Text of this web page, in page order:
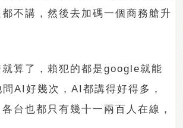
不講，然後去加碼一個商務艙升
算了，賴犯的都是google就能
AI好幾次，AI都講得好得多，
台也都只有幾十一兩百人在線，